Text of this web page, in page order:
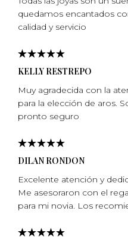
quedamos encantados
calidad y servicio
KELLY RESTREPO
Muy agradecida con la
para la elección de aros.
pronto seguro
DILAN RONDON
Excelente atención y
Me asesoraron con el
para mi­ novia. Los